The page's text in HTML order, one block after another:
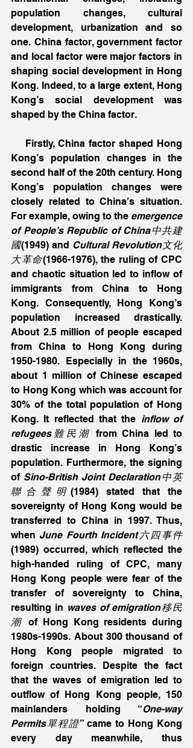
population changes, cultural
development, urbanization and so
one. China factor, government factor
and local factor were major factors in
shaping social development in Hong
Kong. Indeed, to a large extent, Hong
Kong’s social development was
shaped by the China factor.
Kong’s population changes in the
second half of the 20th century. Hong
Kong’s population changes were
closely related to China’s situation.
For example, owing to the emergence
of People’s Republic of China中共建
國(1949) and Cultural Revolution文化
大革命(1966-1976), the ruling of CPC
and chaotic situation led to inflow of
immigrants from China to Hong
Kong. Consequently, Hong Kong’s
population increased drastically.
About 2.5 million of people escaped
from China to Hong Kong during
1950-1980. Especially in the 1960s,
about 1 million of Chinese escaped
to Hong Kong which was account for
30% of the total population of Hong
Kong. It reflected that the inflow of
refugees難民潮 from China led to
drastic increase in Hong Kong’s
population. Furthermore, the signing
of Sino-British Joint Declaration中英
聯合聲明(1984) stated that the
sovereignty of Hong Kong would be
transferred to China in 1997. Thus,
when June Fourth Incident六四事件
(1989) occurred, which reflected the
high-handed ruling of CPC, many
Hong Kong people were fear of the
transfer of sovereignty to China,
resulting in waves of emigration移民
潮 of Hong Kong residents during
1980s-1990s. About 300 thousand of
Hong Kong people migrated to
foreign countries. Despite the fact
that the waves of emigration led to
outflow of Hong Kong people, 150
mainlanders holding “One-way
Permits單程證” came to Hong Kong
every day meanwhile, thus